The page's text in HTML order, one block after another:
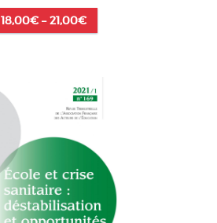
18,00€–21,00€